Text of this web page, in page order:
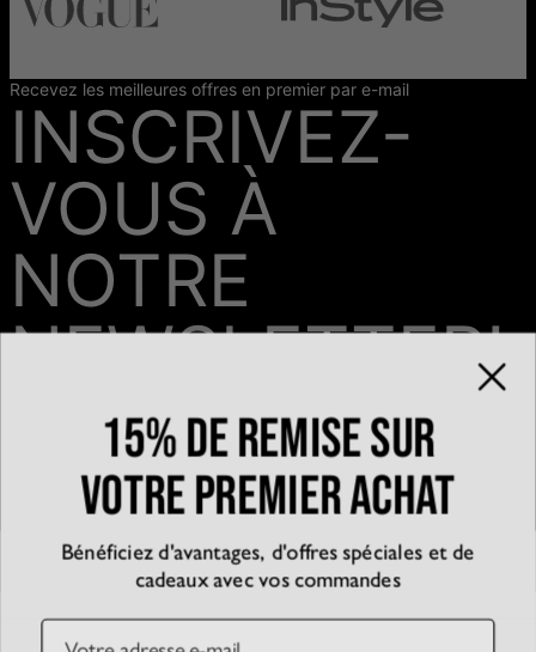
Recevez les meilleures offres en premier par e-mail
INSCRIVEZ-
VOUS À
NOTRE
NEWSLETTER!
QUI SOMMES-NOUS?
Blog
Témoignages
15% de remise sur
votre premier achat
Bénéficiez d'avantages, d'offres spéciales et de
cadeaux avec vos commandes
Email